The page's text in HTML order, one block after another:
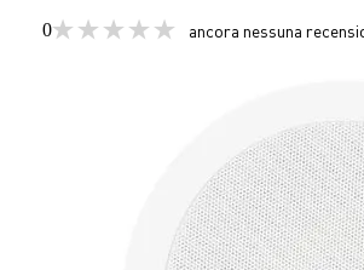
0 ancora nessuna